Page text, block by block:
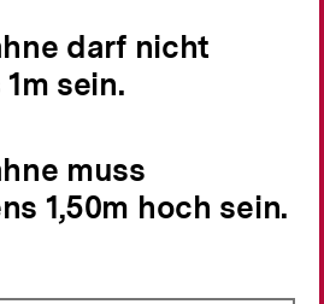
darf nicht
sein.
muss
1,50m hoch sein.